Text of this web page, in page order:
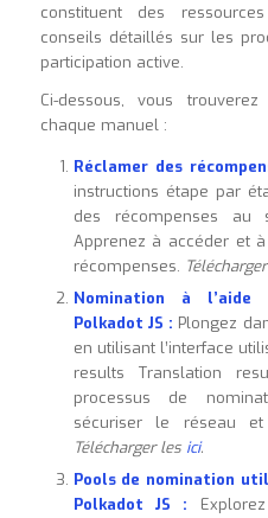
constituent des
conseils détaillés sur les
participation active.
Ci-dessous, vous
chaque manuel :
Réclamer des
instructions étape par
des récompenses au
Apprenez à accéder et
récompenses.
Nomination à
Polkadot JS : Plongez
en utilisant l’interface
results Translation
processus de
sécuriser le réseau et
Télécharger les ici.
Pools de nomination
Polkadot JS :